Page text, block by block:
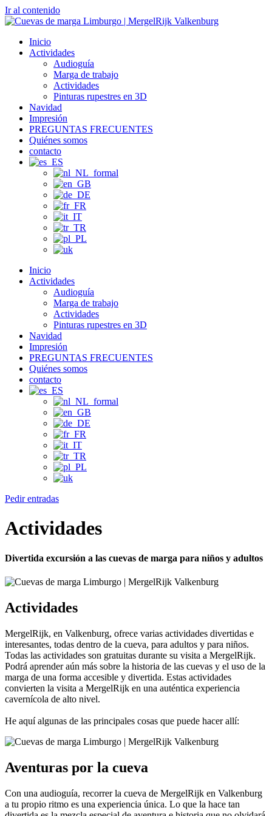
Ir al contenido
Inicio
Actividades
Audioguía
Marga de trabajo
Actividades
Pinturas rupestres en 3D
Navidad
Impresión
PREGUNTAS FRECUENTES
Quiénes somos
contacto
Inicio
Actividades
Audioguía
Marga de trabajo
Actividades
Pinturas rupestres en 3D
Navidad
Impresión
PREGUNTAS FRECUENTES
Quiénes somos
contacto
Pedir entradas
Actividades
Divertida excursión a las cuevas de marga para niños y adultos
Actividades
MergelRijk, en Valkenburg, ofrece varias actividades divertidas e
interesantes, todas dentro de la cueva, para adultos y para niños.
Todas las actividades son gratuitas durante su visita a MergelRijk.
Podrá aprender aún más sobre la historia de las cuevas y el uso de la
marga de una forma accesible y divertida. Estas actividades
convierten la visita a MergelRijk en una auténtica experiencia
cavernícola de alto nivel.
He aquí algunas de las principales cosas que puede hacer allí:
Aventuras por la cueva
Con una audioguía, recorrer la cueva de MergelRijk en Valkenburg
a tu propio ritmo es una experiencia única. Lo que la hace tan